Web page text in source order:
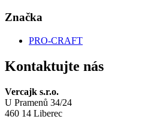
Značka
PRO-CRAFT
Kontaktujte nás
Vercajk s.r.o.
U Pramenů 34/24
460 14 Liberec